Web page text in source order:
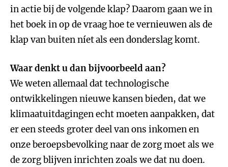
in actie bij de volgende klap? Daarom gaan we in
het boek in op de vraag hoe te vernieuwen als de
klap van buiten níetals een donderslag komt.
Waar denkt u dan bijvoorbeeld aan?
We weten allemaal dat technologische
ontwikkelingen nieuwe kansen bieden, dat we
klimaatuitdagingen echt moeten aanpakken, dat
er een steeds groter deel van ons inkomen en
onze beroepsbevolking naar de zorg moet als we
de zorg blijven inrichten zoals we dat nu doen.